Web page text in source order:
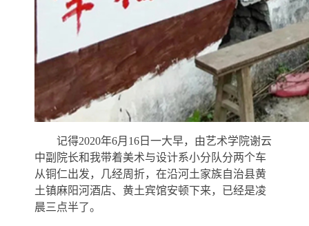
记得2020年6月16日一大早，由艺术学院谢云
中副院长和我带着美术与设计系小分队分两个车
从铜仁出发，几经周折，在沿河土家族自治县黄
土镇麻阳河酒店、黄土宾馆安顿下来，已经是凌
晨三点半了。